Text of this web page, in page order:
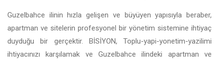
Guzelbahce ilinin hızla gelişen ve büyüyen yapısıyla beraber,
apartman ve sitelerin profesyonel bir yönetim sistemine ihtiyaç
duyduğu bir gerçektir. BİSİYON, Toplu-yapi-yonetim-yazilimi
ihtiyacınızı karşılamak ve Guzelbahce ilindeki apartman ve